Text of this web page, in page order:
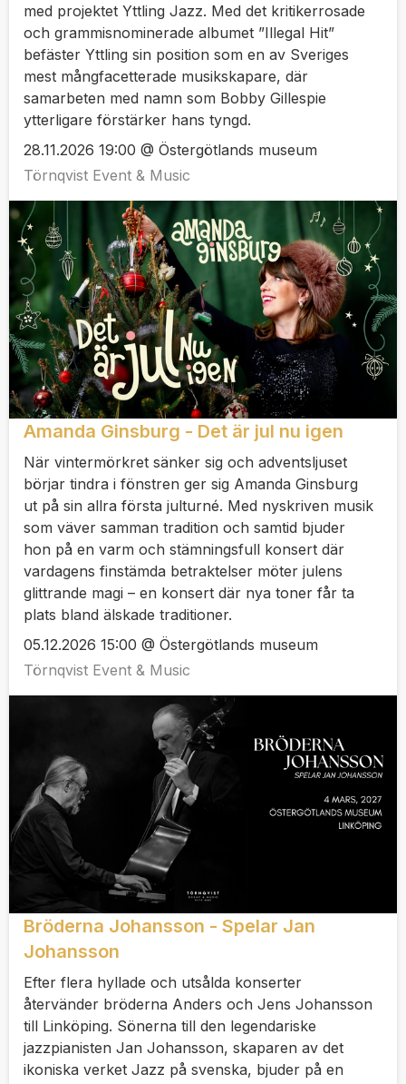
med projektet Yttling Jazz. Med det kritikerrosade
och grammisnominerade albumet ”Illegal Hit”
befäster Yttling sin position som en av Sveriges
mest mångfacetterade musikskapare, där
samarbeten med namn som Bobby Gillespie
ytterligare förstärker hans tyngd.
28.11.2026 19:00 @ Östergötlands museum
Törnqvist Event & Music
Amanda Ginsburg - Det är jul nu igen
När vintermörkret sänker sig och adventsljuset
börjar tindra i fönstren ger sig Amanda Ginsburg
ut på sin allra första julturné. Med nyskriven musik
som väver samman tradition och samtid bjuder
hon på en varm och stämningsfull konsert där
vardagens finstämda betraktelser möter julens
glittrande magi – en konsert där nya toner får ta
plats bland älskade traditioner.
05.12.2026 15:00 @ Östergötlands museum
Törnqvist Event & Music
Bröderna Johansson - Spelar Jan
Johansson
Efter flera hyllade och utsålda konserter
återvänder bröderna Anders och Jens Johansson
till Linköping. Sönerna till den legendariske
jazzpianisten Jan Johansson, skaparen av det
ikoniska verket Jazz på svenska, bjuder på en